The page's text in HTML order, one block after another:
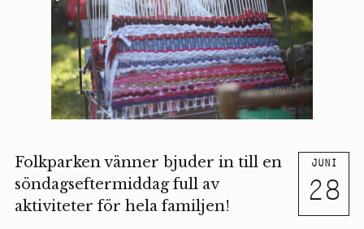
JUNI
28
Folkparken vänner bjuder in till en
söndagseftermiddag full av
aktiviteter för hela familjen!